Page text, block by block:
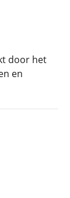
door het
en